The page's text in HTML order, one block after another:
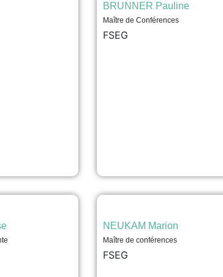
BRUNNER Pauline
Maître de Conférences
FSEG
NEUKAM Marion
Maître de conférences
FSEG